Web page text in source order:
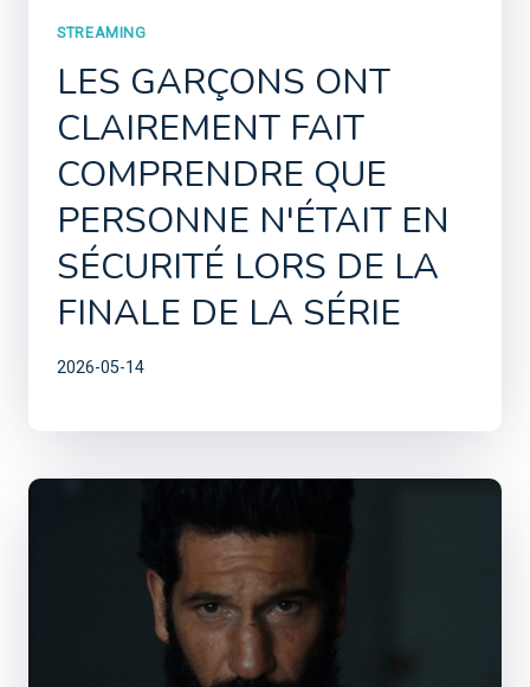
STREAMING
LES GARÇONS ONT
CLAIREMENT FAIT
COMPRENDRE QUE
PERSONNE N'ÉTAIT EN
SÉCURITÉ LORS DE LA
FINALE DE LA SÉRIE
2026-05-14